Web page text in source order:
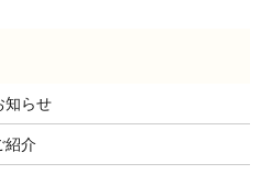
知らせ
紹介